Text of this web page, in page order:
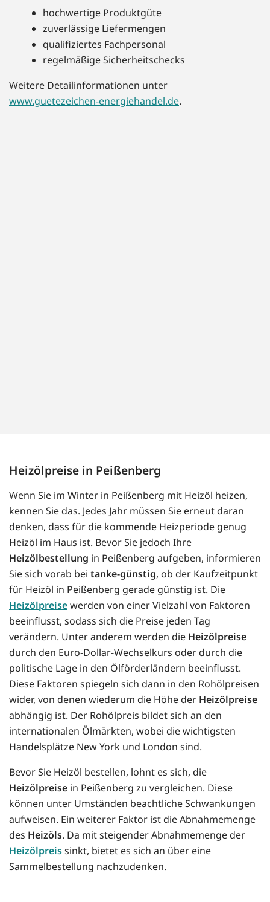
hochwertige Produktgüte
zuverlässige Liefermengen
qualifiziertes Fachpersonal
regelmäßige Sicherheitschecks
Weitere Detailinformationen unter
www.guetezeichen-energiehandel.de.
Heizölpreise in Peißenberg
Wenn Sie im Winter in Peißenberg mit Heizöl heizen,
kennen Sie das. Jedes Jahr müssen Sie erneut daran
denken, dass für die kommende Heizperiode genug
Heizöl im Haus ist. Bevor Sie jedoch Ihre
Heizölbestellung in Peißenberg aufgeben, informieren
Sie sich vorab bei tanke-günstig, ob der Kaufzeitpunkt
für Heizöl in Peißenberg gerade günstig ist. Die
Heizölpreisewerden von einer Vielzahl von Faktoren
beeinflusst, sodass sich die Preise jeden Tag
verändern. Unter anderem werden die Heizölpreise
durch den Euro-Dollar-Wechselkurs oder durch die
politische Lage in den Ölförderländern beeinflusst.
Diese Faktoren spiegeln sich dann in den Rohölpreisen
wider, von denen wiederum die Höhe der Heizölpreise
abhängig ist. Der Rohölpreis bildet sich an den
internationalen Ölmärkten, wobei die wichtigsten
Handelsplätze New York und London sind.
Bevor Sie Heizöl bestellen, lohnt es sich, die
Heizölpreise in Peißenberg zu vergleichen. Diese
können unter Umständen beachtliche Schwankungen
aufweisen. Ein weiterer Faktor ist die Abnahmemenge
des Heizöls. Da mit steigender Abnahmemenge der
Heizölpreissinkt, bietet es sich an über eine
Sammelbestellung nachzudenken.